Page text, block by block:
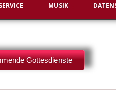
MUSIK
Got­tes­diens­te